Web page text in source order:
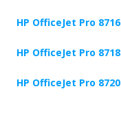
HP OfficeJet Pro 8716
HP OfficeJet Pro 8718
HP OfficeJet Pro 8720